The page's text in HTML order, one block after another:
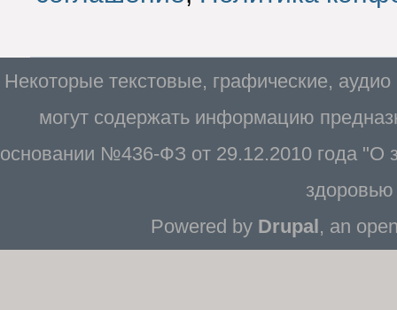
Некоторые текстовые, графические,
могут содержать информацию
основании №436-ФЗ от 29.12.2010 года "О
Powered by Drupal, an